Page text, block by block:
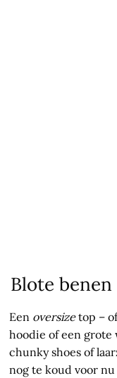
Blote benen
Een oversizetop –
hoodie of een
chunky shoes of
nog te koud voor